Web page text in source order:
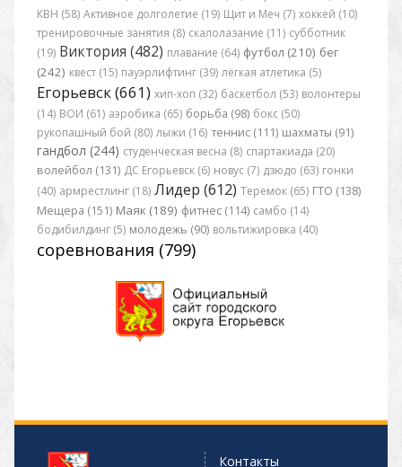
КВН (58) Активное долголетие (19) Щит и Меч (7) хоккей (10)
тренировочные занятия (8) скалолазание (11) субботник
(19) Виктория (482) плавание (64) футбол (210) бег
(242) квест (15) пауэрлифтинг (39) лёгкая атлетика (5)
Егорьевск (661) хип-хоп (32) баскетбол (53) волонтеры
(14) ВОИ (61) аэробика (65) борьба (98) бокс (50)
рукопашный бой (80) лыжи (16) теннис (111) шахматы (91)
гандбол (244) студенческая весна (8) спартакиада (20)
волейбол (131) ДС Егорьевск (6) новус (7) дзюдо (63) гонки
(40) армрестлинг (18) Лидер (612) Теремок (65) ГТО (138)
Мещера (151) Маяк (189) фитнес (114) самбо (14)
бодибилдинг (5) молодежь (90) вольтижировка (40)
соревнования (799)
Контакты